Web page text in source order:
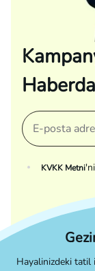
KVKK Metni
Hayalinizdeki tatil